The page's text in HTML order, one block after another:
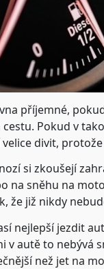
příjemné,
Pokud v
divit,
si zkoušejí
na sněhu na
že již nikdy
nejlepší jezdit
v autě to
než jet na